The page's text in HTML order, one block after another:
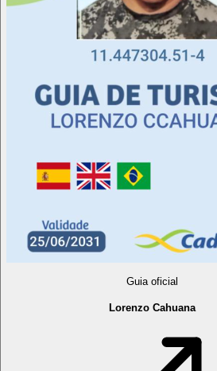
Guia oficial
Lorenzo Cahuana